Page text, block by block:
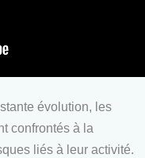
évolution, les
confrontés à la
liés à leur activité.